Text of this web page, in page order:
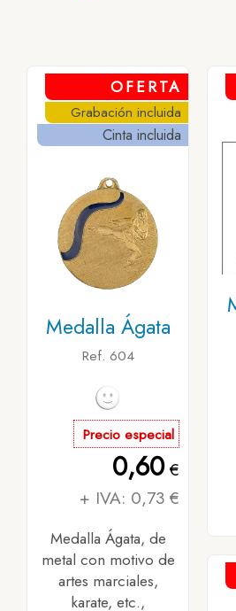
OFERTA
Grabación incluida
Cinta incluida
Medalla Ágata
Ref. 604
Precio especial
0,60€
+ IVA: 0,73 €
Medalla Ágata, de
metal con motivo de
artes marciales,
karate, etc.,